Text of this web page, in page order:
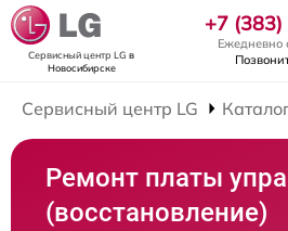
Сервисный центр LG в
Новосибирске
+7
Ежедневно
Сервисный центр LG
Ремонт платы
(восстановление)